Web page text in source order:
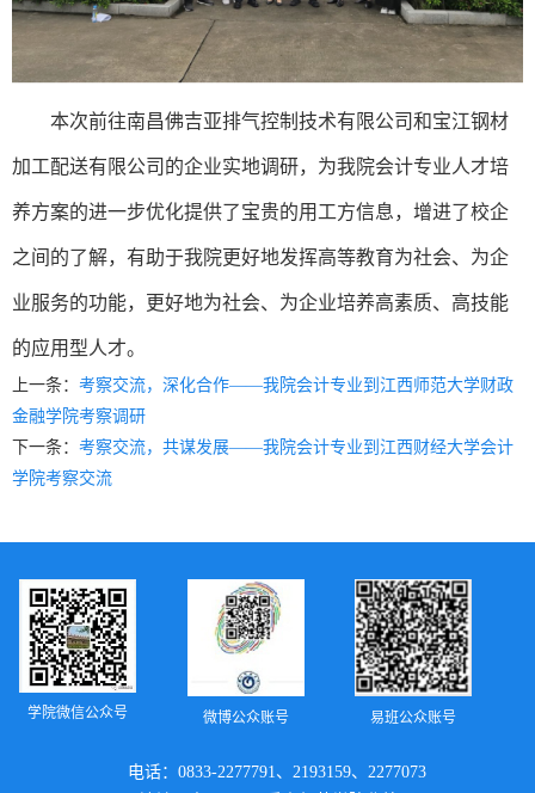
本次前往南昌佛吉亚排气控制技术有限公司和宝江钢材
加工配送有限公司的企业实地调研，为我院会计专业人才培
养方案的进一步优化提供了宝贵的用工方信息，增进了校企
之间的了解，有助于我院更好地发挥高等教育为社会、为企
业服务的功能，更好地为社会、为企业培养高素质、高技能
的应用型人才。
上一条： 考察交流，深化合作——我院会计专业到江西师范大学财政
金融学院考察调研
下一条： 考察交流，共谋发展——我院会计专业到江西财经大学会计
学院考察交流
学院微信公众号 微博公众账号 易班公众账号
电话：0833-2277791、2193159、2277073